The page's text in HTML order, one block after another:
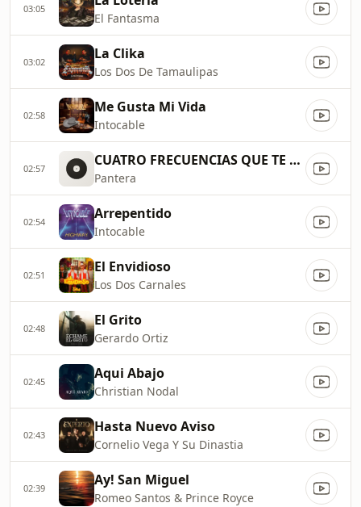
03:05
El Fantasma
03:02 La Clika
Los Dos De Tamaulipas
02:58 Me Gusta Mi Vida
Intocable
02:57 CUATRO FRECUENCIAS QUE TE SIGU
Pantera
02:54 Arrepentido
Intocable
02:51 El Envidioso
Los Dos Carnales
02:48 El Grito
Gerardo Ortiz
02:45 Aqui Abajo
Christian Nodal
02:43 Hasta Nuevo Aviso
Cornelio Vega Y Su Dinastia
02:39 Ay! San Miguel
Romeo Santos & Prince Royce